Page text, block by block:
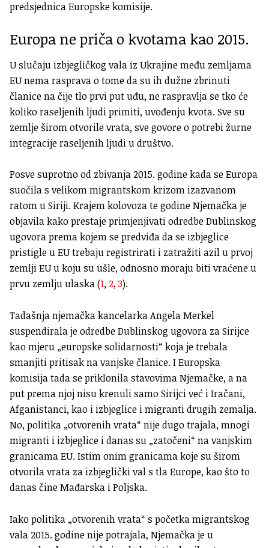
predsjednica Europske komisije.
Europa ne priča o kvotama kao 2015.
U slučaju izbjegličkog vala iz Ukrajine među zemljama
EU nema rasprava o tome da su ih dužne zbrinuti
članice na čije tlo prvi put uđu, ne raspravlja se tko će
koliko raseljenih ljudi primiti, uvođenju kvota. Sve su
zemlje širom otvorile vrata, sve govore o potrebi žurne
integracije raseljenih ljudi u društvo.
Posve suprotno od zbivanja 2015. godine kada se Europa
suočila s velikom migrantskom krizom izazvanom
ratom u Siriji. Krajem kolovoza te godine Njemačka je
objavila kako prestaje primjenjivati odredbe Dublinskog
ugovora prema kojem se predviđa da se izbjeglice
pristigle u EU trebaju registrirati i zatražiti azil u prvoj
zemlji EU u koju su ušle, odnosno moraju biti vraćene u
prvu zemlju ulaska (1, 2, 3).
Tadašnja njemačka kancelarka Angela Merkel
suspendirala je odredbe Dublinskog ugovora za Sirijce
kao mjeru „europske solidarnosti“ koja je trebala
smanjiti pritisak na vanjske članice. I Europska
komisija tada se priklonila stavovima Njemačke, a na
put prema njoj nisu krenuli samo Sirijci već i Iračani,
Afganistanci, kao i izbjeglice i migranti drugih zemalja.
No, politika „otvorenih vrata“ nije dugo trajala, mnogi
migranti i izbjeglice i danas su „zatočeni“ na vanjskim
granicama EU. Istim onim granicama koje su širom
otvorila vrata za izbjeglički val s tla Europe, kao što to
danas čine Mađarska i Poljska.
Iako politika „otvorenih vrata“ s početka migrantskog
vala 2015. godine nije potrajala, Njemačka je u